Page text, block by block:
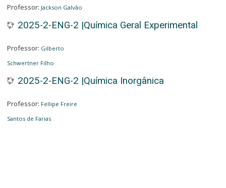
Professor: Jackson Galvão
2025-2-ENG-2 |Química Geral Experimental
Professor: Gilberto
Schwertner Filho
2025-2-ENG-2 |Química Inorgânica
Professor: Fellipe Freire
Santos de Farias